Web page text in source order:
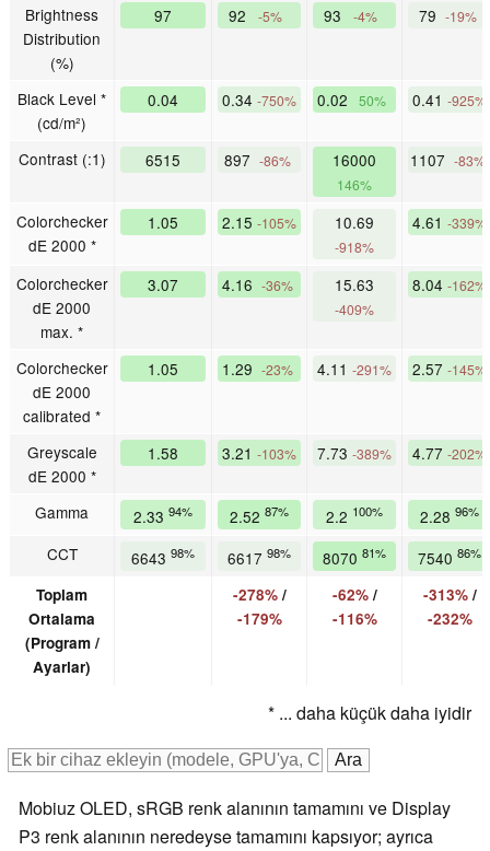
Brightness
Distribution
(%)
97 92 -5% 93 -4% 79 -19%
Black Level *
(cd/m²)
0.04 0.34 -750% 0.02 50% 0.41 -925%
Contrast (:1) 6515 897 -86% 16000
146%
1107 -83%
Colorchecker
dE 2000 *
1.05 2.15 -105% 10.69
-918%
4.61 -339%
Colorchecker
dE 2000
max. *
3.07 4.16 -36% 15.63
-409%
8.04 -162%
Colorchecker
dE 2000
calibrated *
1.05 1.29 -23% 4.11 -291% 2.57 -145%
Greyscale
dE 2000 *
1.58 3.21 -103% 7.73 -389% 4.77 -202%
Gamma 2.33 94% 2.52 87% 2.2 100% 2.28 96%
CCT 6643 98% 6617 98% 8070 81% 7540 86%
Toplam
Ortalama
(Program /
Ayarlar)
-278%/
-179%
-62%/
-116%
-313%/
-232%
* ... daha küçük daha iyidir
Mobiuz OLED, sRGB renk alanının tamamını ve Display
P3 renk alanının neredeyse tamamını kapsıyor; ayrıca